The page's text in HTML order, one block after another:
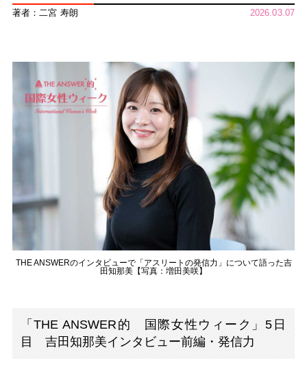
著者：二宮 寿朗 2026.03.07
THE ANSWERのインタビューで「アスリートの発信力」について語った吉
田知那美【写真：増田美咲】
「THE ANSWER的 国際女性ウィーク」5日
目 吉田知那美インタビュー前編・発信力